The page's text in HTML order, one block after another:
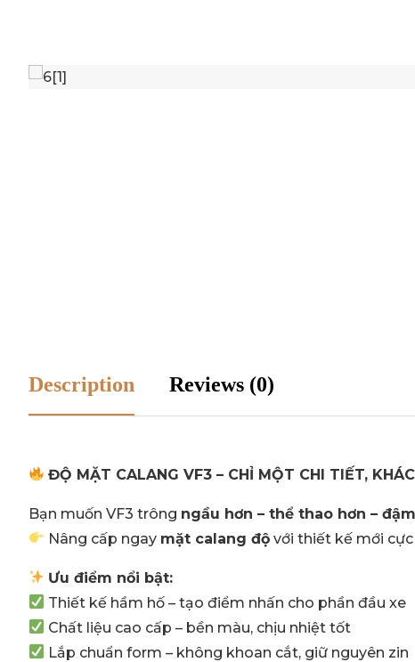
Description Reviews (0)
ĐỘ MẶT CALANG VF3 – CHỈ MỘT CHI TIẾT,
Bạn muốn VF3 trông ngầu hơn – thể thao hơn –
Nâng cấp ngay mặt calang độ với thiết kế mới
Ưu điểm nổi bật:
Thiết kế hầm hố – tạo điểm nhấn cho phần đầu xe
Chất liệu cao cấp – bền màu, chịu nhiệt tốt
Lắp chuẩn form – không khoan cắt, giữ nguyên zin